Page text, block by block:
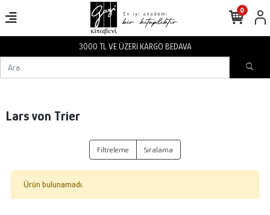
3000 TL VE ÜZERİ KARGO BEDAVA
0
Lars von Trier
Filtreleme Sıralama
Ürün bulunamadı.